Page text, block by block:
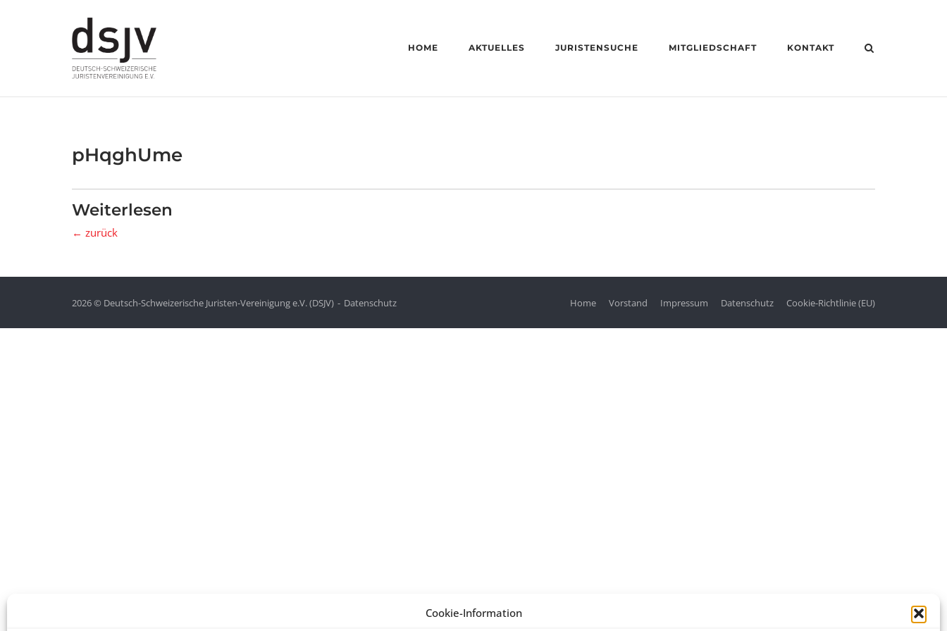
Cookie-Information
HOME AKTUELLES JURISTENSUCHE MITGLIEDSCHAFT KONTAKT
pHqghUme
Weiterlesen
← zurück
2026 © Deutsch-Schweizerische Juristen-Vereinigung e.V. (DSJV) Datenschutz Home Vorstand Impressum Datenschutz Cookie-Richtlinie (EU)